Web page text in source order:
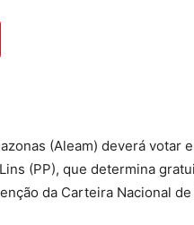
(Aleam) deverá votar
(PP), que determina
da Carteira Nacional